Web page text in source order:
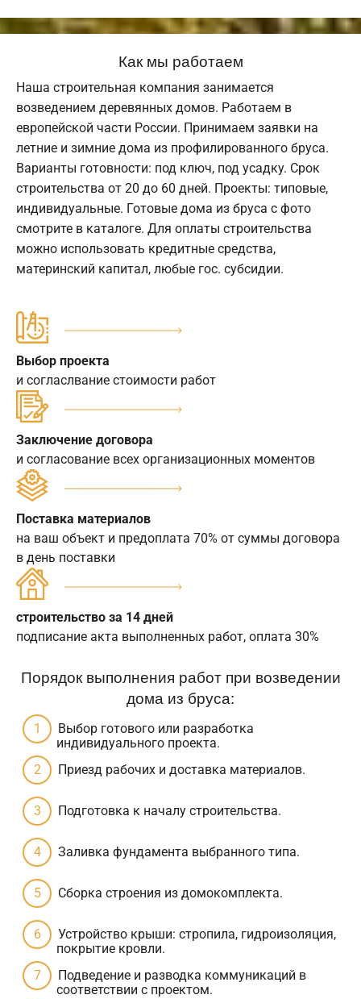
Как мы работаем
Наша строительная компания занимается
возведением деревянных домов. Работаем в
европейской части России. Принимаем заявки на
летние и зимние дома из профилированного бруса.
Варианты готовности: под ключ, под усадку. Срок
строительства от 20 до 60 дней. Проекты: типовые,
индивидуальные. Готовые дома из бруса с фото
смотрите в каталоге. Для оплаты строительства
можно использовать кредитные средства,
материнский капитал, любые гос. субсидии.
Выбор проекта
и согласлвание стоимости работ
Заключение договора
и согласование всех организационных моментов
Поставка материалов
на ваш объект и предоплата 70% от суммы договора
в день поставки
строительство за 14 дней
подписание акта выполненных работ, оплата 30%
Порядок выполнения работ при возведении
дома из бруса:
Выбор готового или разработка
индивидуального проекта.
Приезд рабочих и доставка материалов.
Подготовка к началу строительства.
Заливка фундамента выбранного типа.
Сборка строения из домокомплекта.
Устройство крыши: стропила, гидроизоляция,
покрытие кровли.
Подведение и разводка коммуникаций в
соответствии с проектом.